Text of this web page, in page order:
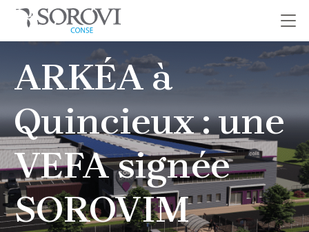
contenu
ARKÉA à
Quincieux : une
VEFA signée
SOROVIM